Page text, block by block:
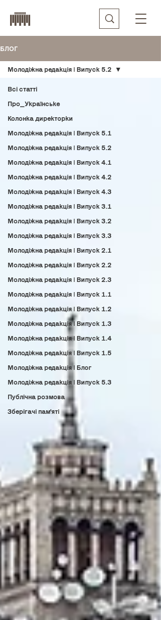
БЛОГ
Всі статті
Про_Українське
Колонка директорки
Молодіжна редакція | Випуск 5.1
Молодіжна редакція | Випуск 5.2
Молодіжна редакція | Випуск 4.1
Молодіжна редакція | Випуск 4.2
Молодіжна редакція | Випуск 4.3
Молодіжна редакція | Випуск 3.1
Молодіжна редакція | Випуск 3.2
Молодіжна редакція | Випуск 3.3
Молодіжна редакція | Випуск 2.1
Молодіжна редакція | Випуск 2.2
Молодіжна редакція | Випуск 2.3
Молодіжна редакція | Випуск 1.1
Молодіжна редакція | Випуск 1.2
Молодіжна редакція | Випуск 1.3
Молодіжна редакція | Випуск 1.4
Молодіжна редакція | Випуск 1.5
Молодіжна редакція | Блог
Молодіжна редакція | Випуск 5.3
Публічна розмова
Зберігачі пам'яті
Молодіжна редакція | Випуск 5.2